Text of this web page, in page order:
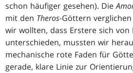
schon häufiger gesehen). Die
mit den Theros-Göttern
wir wollten, dass Erstere sich von
unterschieden, mussten wir
mechanische rote Faden für
gerade, klare Linie zur